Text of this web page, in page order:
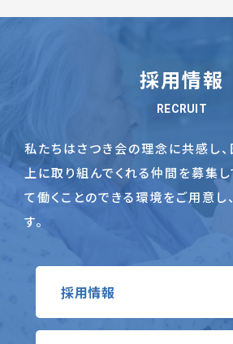
採用情報
RECRUIT
私たちはさつき会の理念に共感し
上に取り組んでくれる仲間を募集し
て働くことのできる環境をご用意し
す。
採用情報